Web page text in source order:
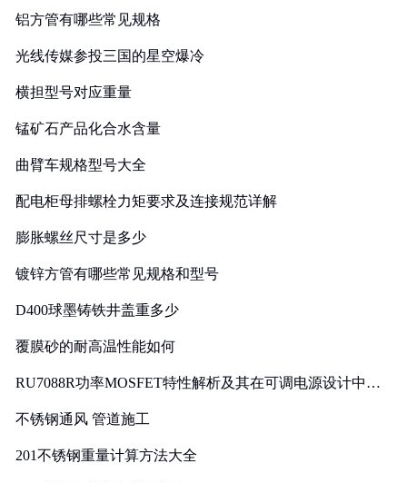
铝方管有哪些常见规格
光线传媒参投三国的星空爆冷
横担型号对应重量
锰矿石产品化合水含量
曲臂车规格型号大全
配电柜母排螺栓力矩要求及连接规范详解
膨胀螺丝尺寸是多少
镀锌方管有哪些常见规格和型号
D400球墨铸铁井盖重多少
覆膜砂的耐高温性能如何
RU7088R功率MOSFET特性解析及其在可调电源设计中的
不锈钢通风 管道施工
201不锈钢重量计算方法大全